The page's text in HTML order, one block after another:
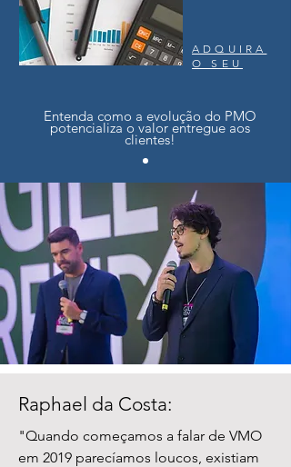
ADQUIRA
O SEU
Entenda como a evolução do PMO
potencializa o valor entregue aos
clientes!
Raphael da Costa:
"Quando começamos a falar de VMO
em 2019 parecíamos loucos, existiam